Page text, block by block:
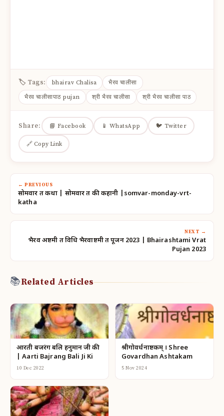
🏷 Tags: bhairav Chalisa
भैरव चालीसा
भैरव चालीसापाठ pujan
श्री भैरव चालीसा श्री भैरव चालीसा पाठ
Share: 📘 Facebook 📱 WhatsApp 🐦 Twitter
🔗 Copy Link
← PREVIOUS
सोमवार व्रत कथा | सोमवार व्रत की कहानी |somvar-monday-vrt-
katha
NEXT →
भैरव अष्टमी व्रत विधि भैरवाष्टमी व्रत पूजन 2023 | Bhairashtami Vrat
Pujan 2023
📚Related Articles
आरती बजरंग बलि हनुमान जी की
| Aarti Bajrang Bali Ji Ki
10 Dec 2022
श्रीगोवर्धनाष्टकम् । Shree
Govardhan Ashtakam
5 Nov 2024